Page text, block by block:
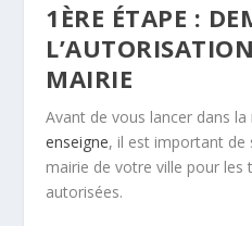
1ÈRE ÉTAPE :
MAIRIE
Avant de vous lancer dans la
enseigne, il est important de
mairie de votre ville pour les
autorisées.